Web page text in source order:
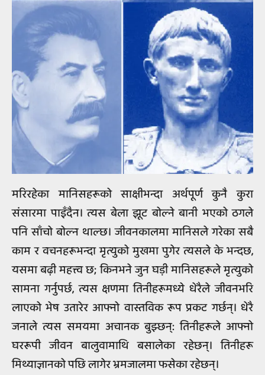
मरिरहेका मानिसहरूको साक्षीभन्दा अर्थपूर्ण कुनै कुरा
संसारमा पाइँदैन। त्यस बेला झूट बोल्ने बानी भएको ठगले
पनि साँचो बोल्न थाल्छ। जीवनकालमा मानिसले गरेका सबै
काम र वचनहरूभन्दा मृत्युको मुखमा पुगेर त्यसले के भन्दछ,
यसमा बढ़ी महत्त्व छ; किनभने जुन घड़ी मानिसहरूले मृत्युको
सामना गर्नुपर्छ, त्यस क्षणमा तिनीहरूमध्ये धेरैले जीवनभरि
लाएको भेष उतारेर आफ्नो वास्तविक रूप प्रकट गर्छन्। धेरै
जनाले त्यस समयमा अचानक बुझ्छन्: तिनीहरूले आफ्नो
घररूपी जीवन बालुवामाथि बसालेका रहेछन्। तिनीहरू
मिथ्याज्ञानको पछि लागेर भ्रमजालमा फसेका रहेछन्।